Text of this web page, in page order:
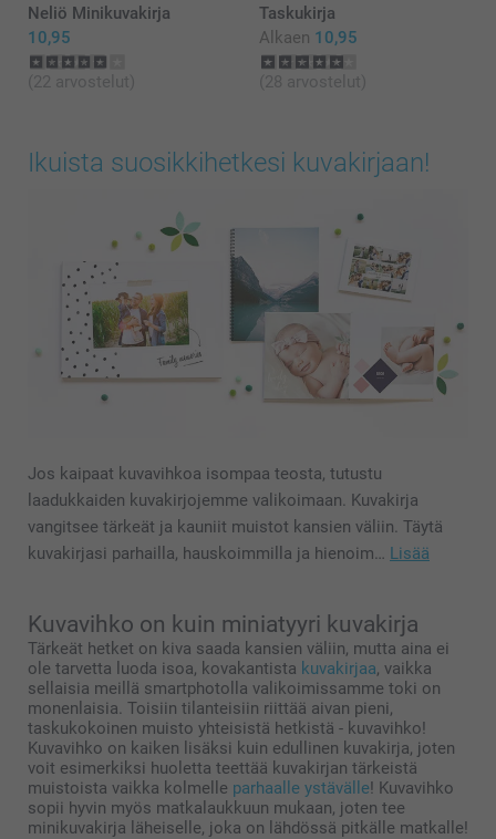
Neliö Minikuvakirja
10,95
(22 arvostelut)
Taskukirja
Alkaen 10,95
(28 arvostelut)
Ikuista suosikkihetkesi kuvakirjaan!
Jos kaipaat kuvavihkoa isompaa teosta, tutustu
laadukkaiden kuvakirjojemme valikoimaan. Kuvakirja
vangitsee tärkeät ja kauniit muistot kansien väliin. Täytä
kuvakirjasi parhailla, hauskoimmilla ja hienoim… Lisää
Kuvavihko on kuin miniatyyri kuvakirja
Tärkeät hetket on kiva saada kansien väliin, mutta aina ei
ole tarvetta luoda isoa, kovakantista kuvakirjaa, vaikka
sellaisia meillä smartphotolla valikoimissamme toki on
monenlaisia. Toisiin tilanteisiin riittää aivan pieni,
taskukokoinen muisto yhteisistä hetkistä - kuvavihko!
Kuvavihko on kaiken lisäksi kuin edullinen kuvakirja, joten
voit esimerkiksi huoletta teettää kuvakirjan tärkeistä
muistoista vaikka kolmelle parhaalle ystävälle! Kuvavihko
sopii hyvin myös matkalaukkuun mukaan, joten tee
minikuvakirja läheiselle, joka on lähdössä pitkälle matkalle!